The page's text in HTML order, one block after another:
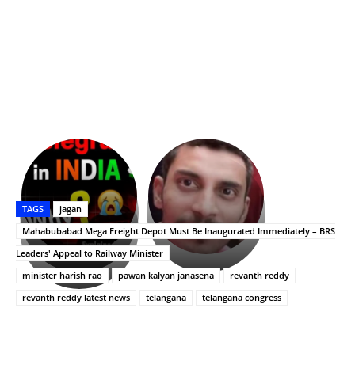
భగవంతుని
ప్రసాదం
తీర్థం..తులసీదళం
లేకుండా
అసంపూర్ణం
కేజీఎఫ్
సినిమాతో
పాన్
ఇండియా
స్టార్
హీరోయిన్‏గా
శెట్టి.
Upasana:
భర్తపై
రివెంజ్
తీర్చుకున్న
ఉపాసన..
పాపం
రామ్
చరణ్
TAGS
jagan
Mahabubabad Mega Freight Depot Must Be Inaugurated Immediately – BRS
Leaders' Appeal to Railway Minister
minister harish rao
pawan kalyan janasena
revanth reddy
revanth reddy latest news
telangana telangana congress